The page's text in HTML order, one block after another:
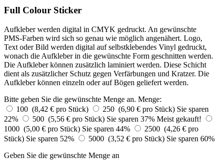
Full Colour Sticker
Aufkleber werden digital in CMYK gedruckt. An gewünschte
PMS-Farben wird sich so genau wie möglich angenähert. Logo,
Text oder Bild werden digital auf selbstklebendes Vinyl gedruckt,
wonach die Aufkleber in die gewünschte Form geschnitten werden.
Die Aufkleber können zusätzlich laminiert werden. Diese Schicht
dient als zusätzlicher Schutz gegen Verfärbungen und Kratzer. Die
Aufkleber können einzeln oder auf Bögen geliefert werden.
Bitte geben Sie die gewünschte Menge an. Menge:
100 (8,42 € pro Stück)
250 (6,90 € pro Stück) Sie sparen
22%
500 (5,56 € pro Stück) Sie sparen 37% Meist gekauft!
1000 (5,00 € pro Stück) Sie sparen 44%
2500 (4,26 € pro
Stück) Sie sparen 52% 5000 (3,52 € pro Stück) Sie sparen 60%
Geben Sie die gewünschte Menge an